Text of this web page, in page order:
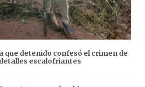
que detenido confesó el crimen de
escalofriantes